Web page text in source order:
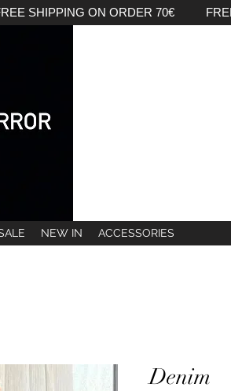
SHIPPING ON ORDER 70€ FREE
NEW IN ACCESSORIES
Denim